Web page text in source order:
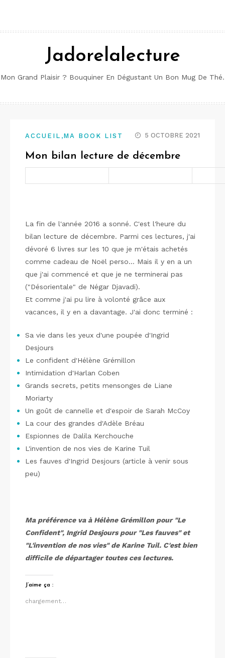
contenu
Jadorelalecture
Mon Grand Plaisir ? Bouquiner En Dégustant Un Bon Mug De Thé.
ACCUEIL ,MA BOOK LIST 5 OCTOBRE 2021
Mon bilan lecture de décembre
La fin de l'année 2016 a sonné. C'est l'heure du
bilan lecture de décembre. Parmi ces lectures, j'ai
dévoré 6 livres sur les 10 que je m'étais achetés
comme cadeau de Noël perso… Mais il y en a un
que j'ai commencé et que je ne terminerai pas
("Désorientale" de Négar Djavadi).
Et comme j'ai pu lire à volonté grâce aux
vacances, il y en a davantage. J'ai donc terminé :
Sa vie dans les yeux d'une poupée d'Ingrid
Desjours
Le confident d'Hélène Grémillon
Intimidation d'Harlan Coben
Grands secrets, petits mensonges de Liane
Moriarty
Un goût de cannelle et d'espoir de Sarah McCoy
La cour des grandes d'Adèle Bréau
Espionnes de Dalila Kerchouche
L'invention de nos vies de Karine Tuil
Les fauves d'Ingrid Desjours (article à venir sous
peu)
Ma préférence va à Hélène Grémillon pour "Le
Confident", Ingrid Desjours pour "Les fauves" et
"L'invention de nos vies" de Karine Tuil. C'est bien
difficile de départager toutes ces lectures.
J’aime ça :
chargement…